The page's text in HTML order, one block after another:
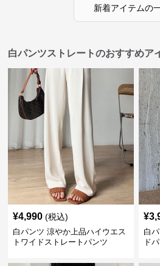
新着アイテムの
白パンツストレートのおすすめア
¥4,990 (税込)
白パンツ 涼やか上品ハイウエス
トワイドストレートパンツ
¥
白
ド